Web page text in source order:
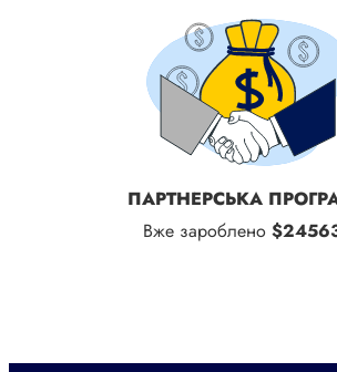
ПАРТНЕРСЬКА
Вже зароблено